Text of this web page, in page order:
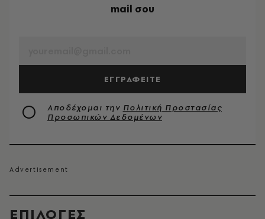
EΠΙΛΟΓΈΣ
mail σου
ΕΓΓΡΑΦΕΙΤΕ
Αποδέχομαι την Πολιτική Προστασίας
Προσωπικών Δεδομένων